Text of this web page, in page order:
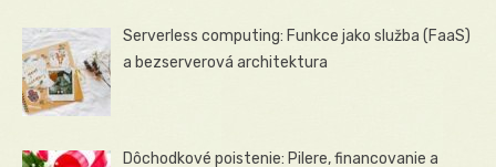
Serverless computing: Funkce jako služba (FaaS)
a bezserverová architektura
Dôchodkové poistenie: Pilere, financovanie a